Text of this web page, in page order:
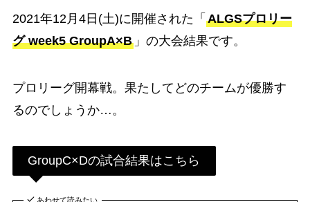
2021年12月4日(土)に開催された「 ALGSプロリー
グ week5 GroupA×B」の大会結果です。
プロリーグ開幕戦。果たしてどのチームが優勝す
るのでしょうか…。
GroupC×Dの試合結果はこちら
あわせて読みたい